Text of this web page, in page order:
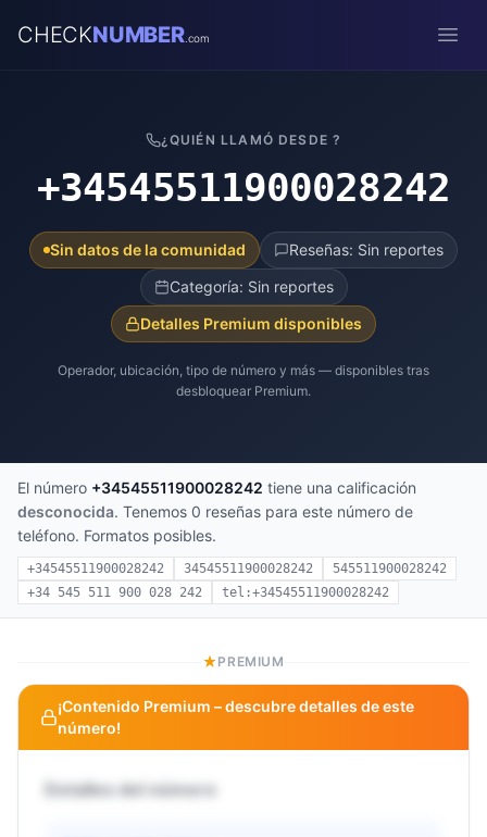
CHECKNUMBER.com
¿QUIÉN LLAMÓ DESDE ?
+34545511900028242
Sin datos de la comunidad
Reseñas: Sin reportes
Categoría: Sin reportes
Detalles Premium disponibles
Operador, ubicación, tipo de número y más — disponibles tras
desbloquear Premium.
El número +34545511900028242 tiene una calificación
desconocida. Tenemos 0 reseñas para este número de
teléfono. Formatos posibles.
+34545511900028242 34545511900028242
545511900028242
+34 545 511 900 028 242
tel:+34545511900028242
PREMIUM
¡Contenido Premium – descubre detalles de este
número!
Detalles del número